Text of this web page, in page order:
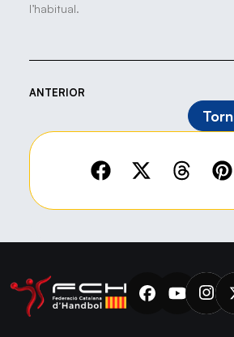
l’habitual.
ANTERIOR